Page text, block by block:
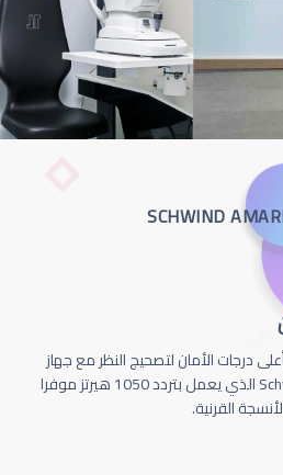
درجات الأمان لتصحيج النظر مع جهاز
Schwind Amaris 1050 الذي يعمل بتردد 1050 هيرتز موفرا
القرنية.